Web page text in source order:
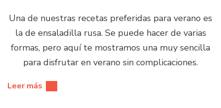
Una de nuestras recetas preferidas para verano es
la de ensaladilla rusa. Se puede hacer de varias
formas, pero aquí te mostramos una muy sencilla
para disfrutar en verano sin complicaciones.
Leer más